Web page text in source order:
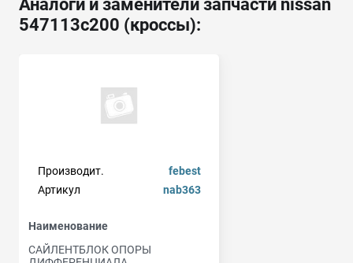
Аналоги и заменители запчасти nissan
547113c200 (кроссы):
Производит.
febest
Артикул
nab363
Наименование
САЙЛЕНТБЛОК ОПОРЫ